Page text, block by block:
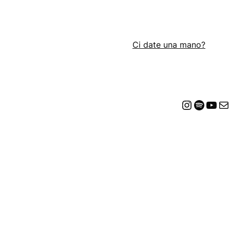
Ci date una mano?